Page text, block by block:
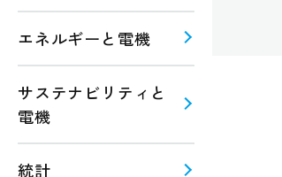
エネルギーと電機
サステナビリティと
電機
統計
ギー